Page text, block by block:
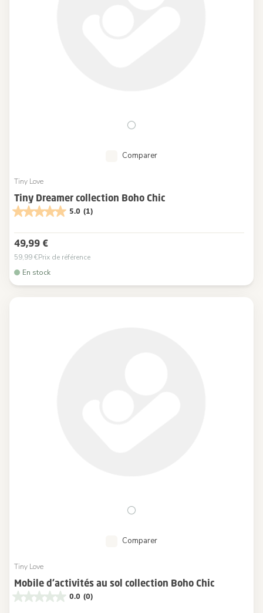
Comparer
Tiny Love
Tiny Dreamer collection Boho Chic
5.0 (1)
49,99 €
59,99 €Prix de référence
En stock
Comparer
Tiny Love
Mobile d’activités au sol collection Boho Chic
0.0 (0)